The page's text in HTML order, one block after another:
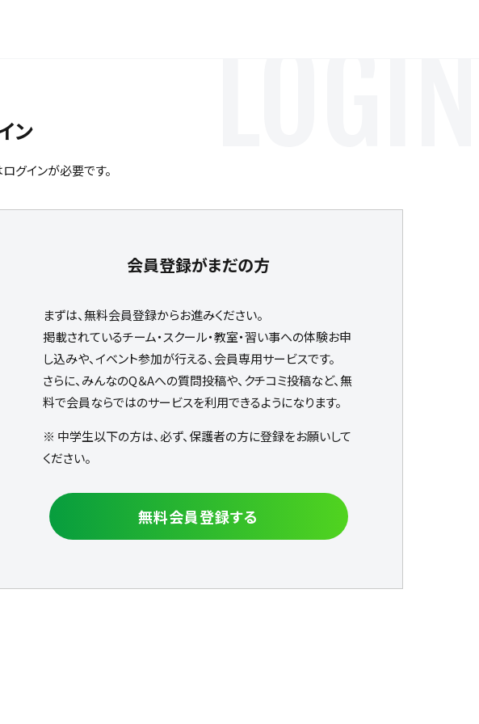
ン
グインが必要です。
会員登録がまだの方
まずは、無料会員登録からお進みください。
掲載されているチーム・スクール・教室・習い事への体験お申
し込みや、イベント参加が行える、会員専用サービスです。
さらに、みんなのQ＆Aへの質問投稿や、クチコミ投稿など、無
料で会員ならではのサービスを利用できるようになります。
※ 中学生以下の方は、必ず、保護者の方に登録をお願いして
ください。
無料会員登録する